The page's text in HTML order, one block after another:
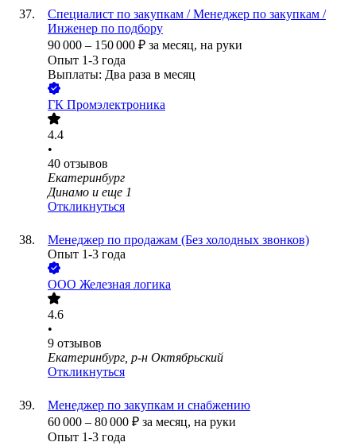
Специалист по закупкам / Менеджер по закупкам /
Инженер по подбору
90 000 – 150 000 ₽ за месяц, на руки
Опыт 1-3 года
Выплаты: Два раза в месяц
ГК Промэлектроника
4.4
•
40 отзывов
Екатеринбург
Динамо и еще 1
Откликнуться
Менеджер по продажам (Без холодных звонков)
Опыт 1-3 года
ООО Железная логика
4.6
•
9 отзывов
Екатеринбург, р-н Октябрьский
Откликнуться
Менеджер по закупкам и снабжению
60 000 – 80 000 ₽ за месяц, на руки
Опыт 1-3 года